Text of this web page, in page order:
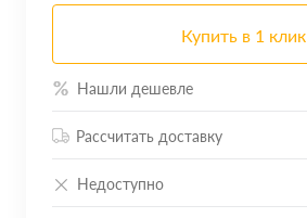
Купить в 1 клик
Нашли дешевле
Рассчитать доставку
Недоступно